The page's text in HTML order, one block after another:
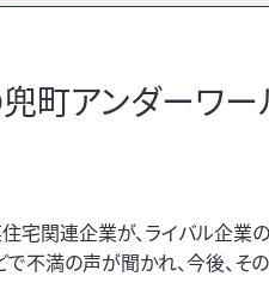
アンダーワール
宅関連企業が、ライバル企業
で不満の声が聞かれ、今後、